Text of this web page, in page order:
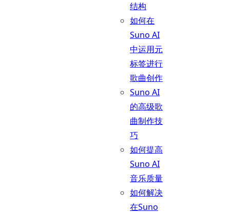
结构
如何在
Suno AI
中运用元
标签进行
歌曲创作
Suno AI
的高级歌
曲制作技
巧
如何提高
Suno AI
音乐质量
如何解决
在Suno